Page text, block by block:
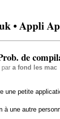
• Appli
de
a fond les mac
une petite
à une autre